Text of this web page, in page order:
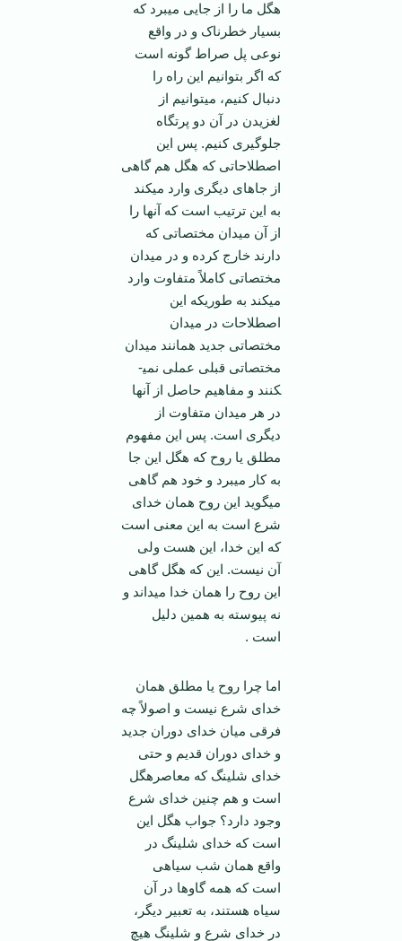
هگل ما را از جایی می­برد که
بسیار خطرناک و در واقع
نوعی پل صراط گونه است
که اگر بتوانیم این راه را
دنبال کنیم، می­توانیم از
لغزیدن در آن دو پرتگاه
جلوگیری کنیم. پس این
اصطلاحاتی که هگل هم گاهی
از جاهای دیگری وارد می­کند
به این ترتیب است که آنها را
از آن میدان مختصاتی که
دارند خارج کرده و در میدان
مختصاتی کاملاً متفاوت وارد
می­کند به طوریکه این
اصطلاحات در میدان
مختصاتی جدید همانند میدان
مختصاتی قبلی عملی نمی­
کنند و مفاهیم حاصل از آنها
در هر میدان متفاوت از
دیگری است. پس این مفهوم
مطلق یا روح که هگل این جا
به کار می­برد و خود هم گاهی
می­گوید این روح همان خدای
شرع است به این معنی است
که این خدا، این هست ولی
آن نیست. این که هگل گاهی
این روح را همان خدا می­داند و
نه پیوسته به همین دلیل
است .
اما چرا روح یا مطلق همان
خدای شرع نیست و اصولاً چه
فرقی میان خدای دوران جدید
و خدای دوران قدیم و حتی
خدای شلینگ که معاصرهگل
است و هم چنین خدای شرع
وجود دارد؟ جواب هگل این
است که خدای شلینگ در
واقع همان شب سیاهی
است که همه گاوها در آن
سیاه هستند، به تعبیر دیگر،
در خدای شرع و شلینگ هیچ